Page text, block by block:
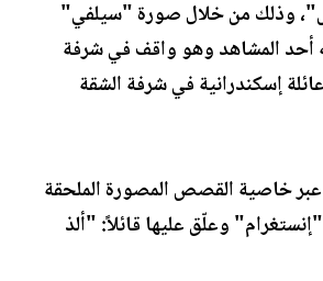
وذلك من خلال صورة "سيلفي"
أحد المشاهد وهو واقف في شرفة
إسكندرانية في شرفة الشقة
خاصية القصص المصورة الملحقة
وعلّق عليها قائلاً: "ألذ